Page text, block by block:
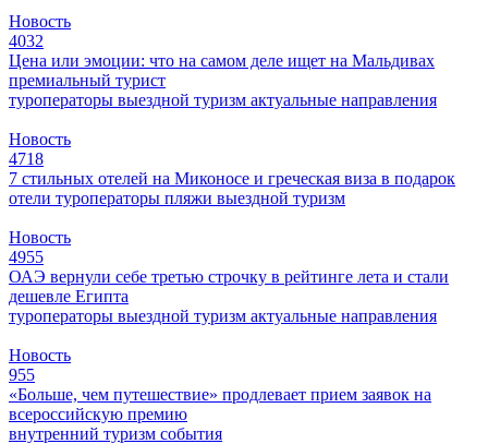
Новость
4032
Цена или эмоции: что на самом деле ищет на Мальдивах
премиальный турист
туроператоры выездной туризм актуальные направления
Новость
4718
7 стильных отелей на Миконосе и греческая виза в подарок
отели туроператоры пляжи выездной туризм
Новость
4955
ОАЭ вернули себе третью строчку в рейтинге лета и стали
дешевле Египта
туроператоры выездной туризм актуальные направления
Новость
955
«Больше, чем путешествие» продлевает прием заявок на
всероссийскую премию
внутренний туризм события